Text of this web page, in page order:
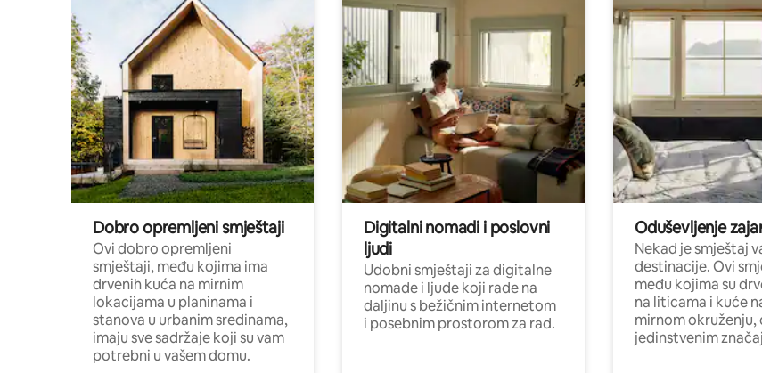
Dobro opremljeni smještaji
Ovi dobro opremljeni
smještaji, među kojima ima
drvenih kuća na mirnim
lokacijama u planinama i
stanova u urbanim sredinama,
imaju sve sadržaje koji su vam
potrebni u vašem domu.
Digitalni nomadi i poslovni
ljudi
Udobni smještaji za digitalne
nomade i ljude koji rade na
daljinu s bežičnim internetom
i posebnim prostorom za rad.
Oduševljenje
Nekad je smještaj
destinacije. Ovi
među kojima su
na liticama i kuće
mirnom okruženju,
jedinstvenim